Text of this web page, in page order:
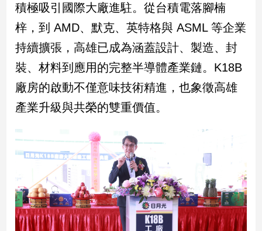
文
創
／
電
影
推
薦
科
技/
運
寵
物
Pet
積極吸引國際大廠進駐。從台積電落腳楠
梓，到 AMD、默克、英特格與 ASML 等企業
持續擴張，高雄已成為涵蓋設計、製造、封
裝、材料到應用的完整半導體產業鏈。K18B
廠房的啟動不僅意味技術精進，也象徵高雄
產業升級與共榮的雙重價值。